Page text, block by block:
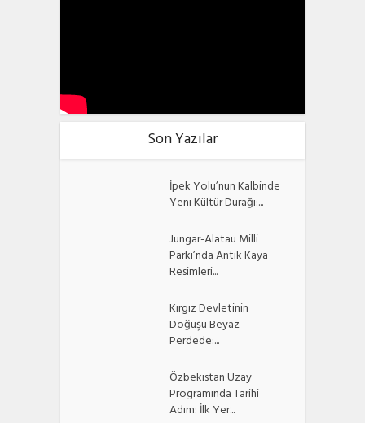
Son Yazılar
İpek Yolu’nun Kalbinde
Yeni Kültür Durağı:...
Jungar-Alatau Milli
Parkı’nda Antik Kaya
Resimleri...
Kırgız Devletinin
Doğuşu Beyaz
Perdede:...
Özbekistan Uzay
Programında Tarihi
Adım: İlk Yer...